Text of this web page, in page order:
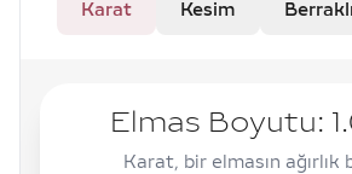
Karat Kesim
Elmas Boyutu:
Karat, bir elmasın ağırlık